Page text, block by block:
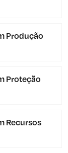
Produção
Proteção
Recursos